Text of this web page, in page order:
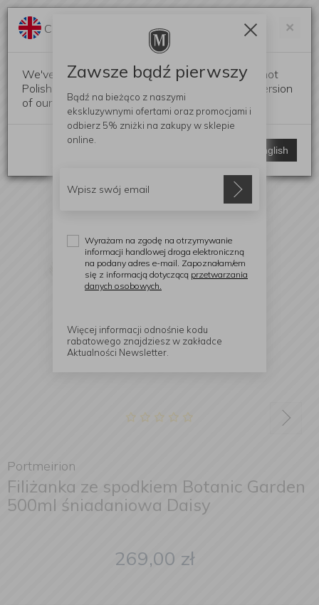
Portmeirion
Filiżanka ze spodkiem Botanic Garden
500ml śniadaniowa Daisy
269,00 zł
×
Change language?
We've detected that your browser language is not
Polish. Would you like to switch to the English version
of our website?
Switch to English
Zawsze bądź pierwszy
Bądź na bieżąco z naszymi
ekskluzywnymi ofertami oraz promocjami i
odbierz 5% zniżki na zakupy w sklepie
online.
Wyrażam na zgodę na otrzymywanie
informacji handlowej droga elektroniczną
na podany adres e-mail. Zapoznałam/em
się z informacją dotyczącą przetwarzania
danych osobowych.
Więcej informacji odnośnie kodu
rabatowego znajdziesz w zakładce
Aktualności Newsletter.